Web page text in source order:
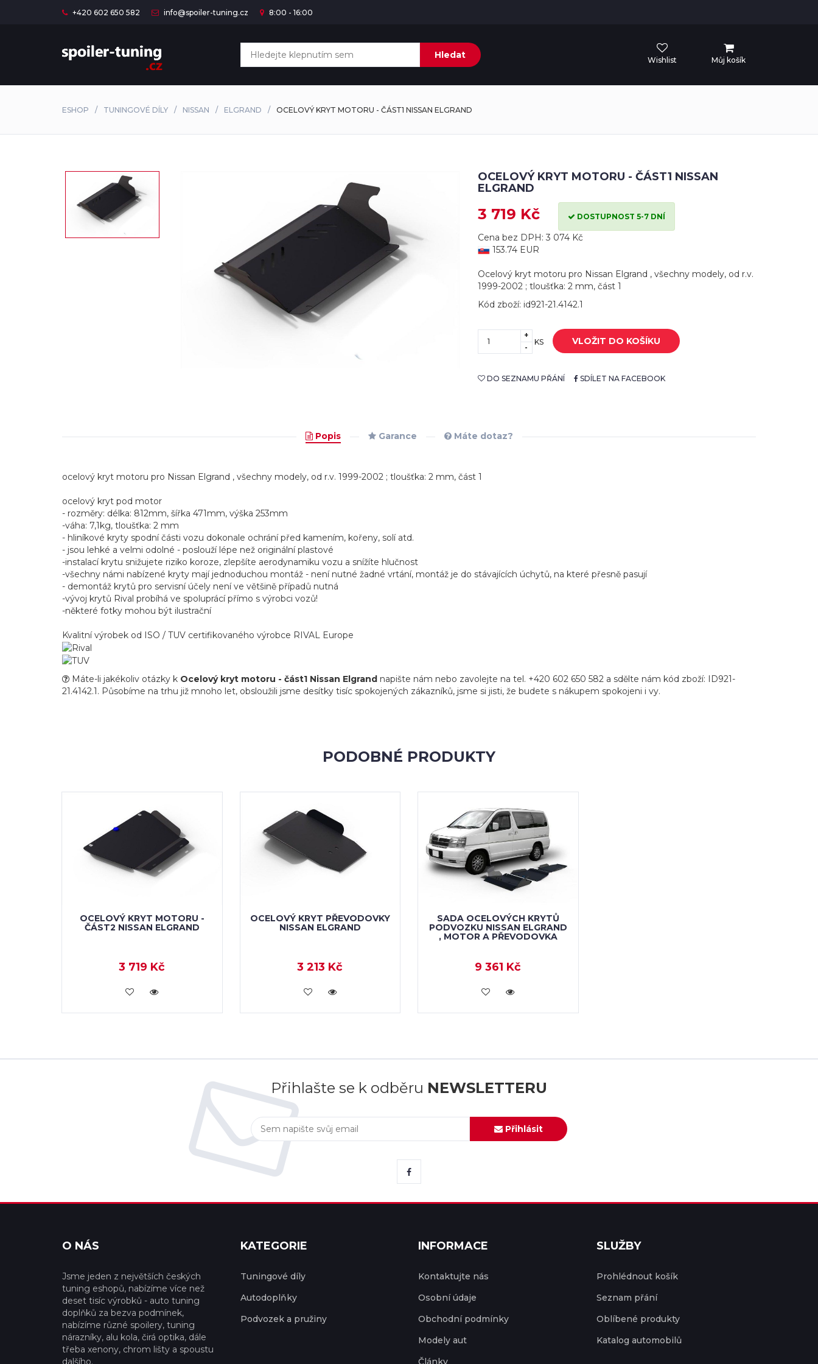
+420 602 650 582 info@spoiler-tuning.cz 8:00 - 16:00
Hledat Wishlist Můj košík
ESHOP TUNINGOVÉ DÍLY NISSAN ELGRAND OCELOVÝ KRYT MOTORU - ČÁST1 NISSAN ELGRAND
OCELOVÝ KRYT MOTORU - ČÁST1 NISSAN
ELGRAND
3 719 Kč DOSTUPNOST 5-7 DNÍ
Cena bez DPH: 3 074 Kč
153.74 EUR
Ocelový kryt motoru pro Nissan Elgrand , všechny modely, od r.v.
1999-2002 ; tloušťka: 2 mm, část 1
Kód zboží: id921-21.4142.1
+
-
KS VLOŽIT DO KOŠÍKU
DO SEZNAMU PŘÁNÍ SDÍLET NA FACEBOOK
Popis Garance Máte dotaz?
ocelový kryt motoru pro Nissan Elgrand , všechny modely, od r.v. 1999-2002 ; tloušťka: 2 mm, část 1
ocelový kryt pod motor
- rozměry: délka: 812mm, šířka 471mm, výška 253mm
-váha: 7,1kg, tloušťka: 2 mm
- hliníkové kryty spodní části vozu dokonale ochrání před kamením, kořeny, solí atd.
- jsou lehké a velmi odolné - poslouží lépe než originální plastové
-instalací krytu snižujete riziko koroze, zlepšíte aerodynamiku vozu a snížíte hlučnost
-všechny námi nabízené kryty mají jednoduchou montáž - není nutné žadné vrtání, montáž je do stávajících úchytů, na které přesně pasují
- demontáž krytů pro servisní účely není ve většině případů nutná
-vývoj krytů Rival probíhá ve spoluprácí přímo s výrobci vozů!
-některé fotky mohou být ilustrační
Kvalitní výrobek od ISO / TUV certifikovaného výrobce RIVAL Europe
Máte-li jakékoliv otázky k Ocelový kryt motoru - část1 Nissan Elgrand napište nám nebo zavolejte na tel. +420 602 650 582 a sdělte nám kód zboží: ID921-
21.4142.1. Působíme na trhu již mnoho let, obsloužili jsme desítky tisíc spokojených zákazníků, jsme si jisti, že budete s nákupem spokojeni i vy.
PODOBNÉ PRODUKTY
OCELOVÝ KRYT MOTORU -
ČÁST2 NISSAN ELGRAND
3 719 Kč
KOUPIT
OCELOVÝ KRYT PŘEVODOVKY
NISSAN ELGRAND
3 213 Kč
KOUPIT
SADA OCELOVÝCH KRYTŮ
PODVOZKU NISSAN ELGRAND
, MOTOR A PŘEVODOVKA
9 361 Kč
KOUPIT
Přihlašte se k odběru NEWSLETTERU
Přihlásit
O NÁS
Jsme jeden z největších českých
tuning eshopů, nabízíme více než
deset tisíc výrobků - auto tuning
doplňků za bezva podmínek,
nabízíme různé spoilery, tuning
nárazníky, alu kola, čirá optika, dále
třeba xenony, chrom lišty a spoustu
KATEGORIE
Tuningové díly
Autodoplňky
Podvozek a pružiny
INFORMACE
Kontaktujte nás
Osobní údaje
Obchodní podmínky
Modely aut
SLUŽBY
Prohlédnout košík
Seznam přání
Oblíbené produkty
Katalog automobilů